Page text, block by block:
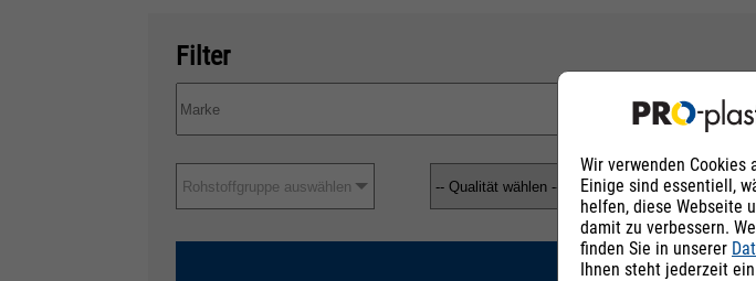
Filter
Rohstoffgruppe auswählen
Wir verwenden Cookies
Einige sind essentiell,
helfen, diese Webseite
damit zu verbessern.
finden Sie in unserer
Ihnen steht jederzeit